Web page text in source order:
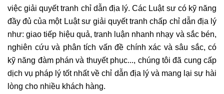
việc giải quyết tranh chỉ dẫn địa lý. Các Luật sư có kỹ năng
đầy đủ của một Luật sư giải quyết tranh chấp chỉ dẫn địa lý
như: giao tiếp hiệu quả, tranh luận nhanh nhạy và sắc bén,
nghiên cứu và phân tích vấn đề chính xác và sâu sắc, có
kỹ năng đàm phán và thuyết phục..., chúng tôi đã cung cấp
dịch vụ pháp lý tốt nhất về chỉ dẫn địa lý và mang lại sự hài
lòng cho nhiều khách hàng.